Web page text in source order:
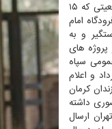
و قضا به نقل از مهر، نازنین زاغری فرد دو تابعیتی که ۱۵
امام
و به
های
سپاه
و اعلام
کرمان
داشته
ارسال